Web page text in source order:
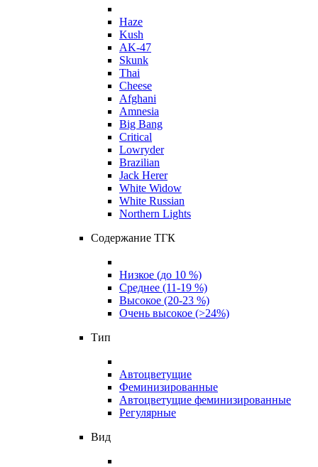
Haze
Kush
AK-47
Skunk
Thai
Cheese
Afghani
Amnesia
Big Bang
Critical
Lowryder
Brazilian
Jack Herer
White Widow
White Russian
Northern Lights
Содержание ТГК
Низкое (до 10 %)
Среднее (11-19 %)
Высокое (20-23 %)
Очень высокое (>24%)
Тип
Автоцветущие
Феминизированные
Автоцветущие феминизированные
Регулярные
Вид